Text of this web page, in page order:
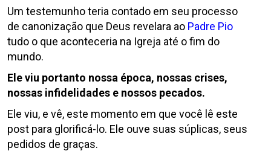
Um testemunho teria contado em seu processo
de canonização que Deus revelara ao Padre Pio
tudo o que aconteceria na Igreja até o fim do
mundo.
Ele viu portanto nossa época, nossas crises,
nossas infidelidades e nossos pecados.
Ele viu, e vê, este momento em que você lê este
post para glorificá-lo. Ele ouve suas súplicas, seus
pedidos de graças.